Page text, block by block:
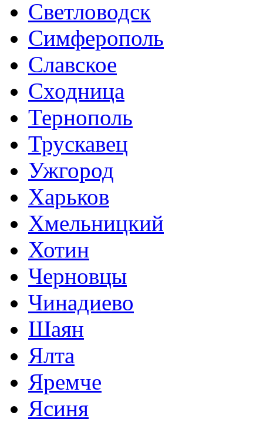
Светловодск
Симферополь
Славское
Сходница
Тернополь
Трускавец
Ужгород
Харьков
Хмельницкий
Хотин
Черновцы
Чинадиево
Шаян
Ялта
Яремче
Ясиня